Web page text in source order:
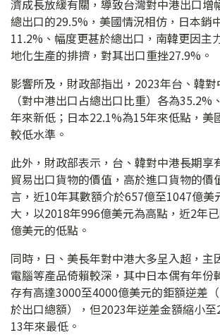
濟成長放緩有關，導致台灣對中港出口增
總出口的29.5%，美國情況相仿，日本銷
11.2%、幅度更甚於總出口，南韓更因主
地化生產的排擠，對其出口重挫27.9%。
影響所及，財政部指出，2023年台、韓
（對中港出口占總出口比重）各為35.2%
年來新低；日本22.1%為15年來低點，美
較低水準。
此外，財政部表示，台、韓對中港長期享
貿易出口貨物的價值，高於進口貨物的價
言，近10年其數額介於657億至1047億美
大，以2018年996億美元為高點，近2年
億美元的低點。
同時，日、美長年對中港大多呈入超，主
電腦等產品倚賴較深，其中日本偶有年份
存有高達3000至4000億美元的鉅額逆差
於出口總額），但2023年逆差金額縮小
13年來最低。